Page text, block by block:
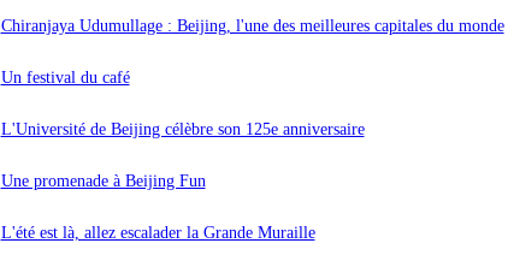
Chiranjaya Udumullage : Beijing, l'une des meilleures capitales du monde
Un festival du café
L'Université de Beijing célèbre son 125e anniversaire
Une promenade à Beijing Fun
L'été est là, allez escalader la Grande Muraille